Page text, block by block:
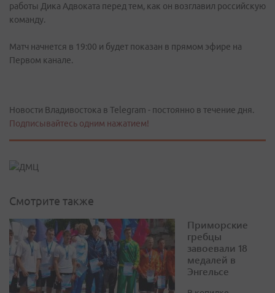
работы Дика Адвоката перед тем, как он возглавил российскую
команду.
Матч начнется в 19:00 и будет показан в прямом эфире на
Первом канале.
Новости Владивостока в Telegram - постоянно в течение дня.
Подписывайтесь одним нажатием!
Смотрите также
Приморские
гребцы
завоевали 18
медалей в
Энгельсе